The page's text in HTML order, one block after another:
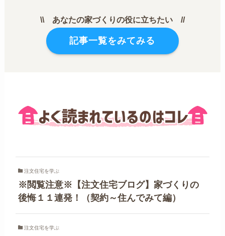
\\ あなたの家づくりの役に立ちたい //
記事一覧をみてみる
注文住宅を学ぶ
※閲覧注意※【注文住宅ブログ】家づくりの
後悔１１連発！（契約～住んでみて編）
注文住宅を学ぶ